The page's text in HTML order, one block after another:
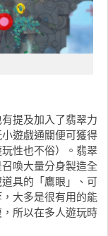
提及加入了翡翠力
遊戲通關便可獲得
性也不俗）。翡翠
喚大量分身製造全
具的「鷹眼」、可
大多是很有用的能
所以在多人遊玩時